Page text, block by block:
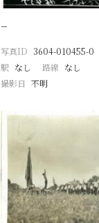
−
写真ID 3604-010455-0
駅 なし 路線 なし
撮影日 不明